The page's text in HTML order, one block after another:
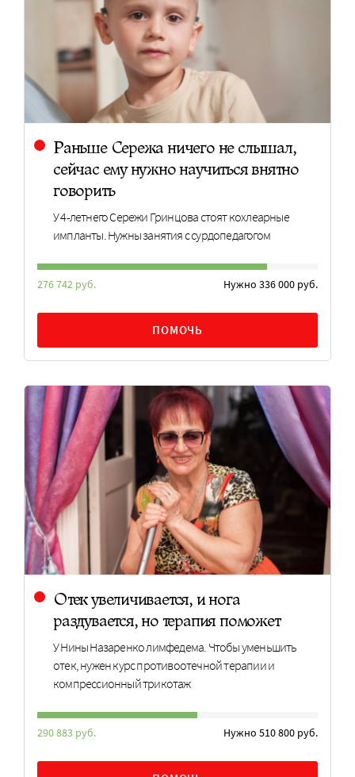
Раньше Сережа ничего не слышал,
сейчас ему нужно научиться внятно
говорить
У 4-летнего Сережи Гринцова стоят кохлеарные
импланты. Нужны занятия с сурдопедагогом
276 742 руб. Нужно 336 000 руб.
ПОМОЧЬ
Отек увеличивается, и нога
раздувается, но терапия поможет
У Нины Назаренко лимфедема. Чтобы уменьшить
отек, нужен курс противоотечной терапии и
компрессионный трикотаж
290 883 руб. Нужно 510 800 руб.